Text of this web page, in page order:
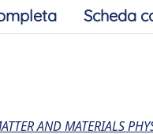
Scheda
AND MATERIALS